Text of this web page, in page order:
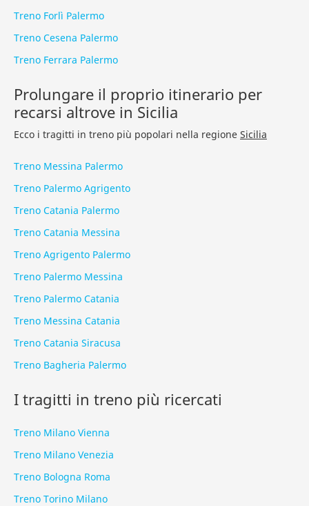
Treno Forlì Palermo
Treno Cesena Palermo
Treno Ferrara Palermo
Prolungare il proprio itinerario per
recarsi altrove in Sicilia
Ecco i tragitti in treno più popolari nella regione Sicilia
Treno Messina Palermo
Treno Palermo Agrigento
Treno Catania Palermo
Treno Catania Messina
Treno Agrigento Palermo
Treno Palermo Messina
Treno Palermo Catania
Treno Messina Catania
Treno Catania Siracusa
Treno Bagheria Palermo
I tragitti in treno più ricercati
Treno Milano Vienna
Treno Milano Venezia
Treno Bologna Roma
Treno Torino Milano